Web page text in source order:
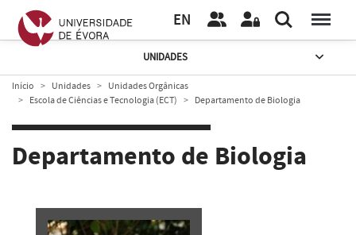
EN
UNIDADES
Início Unidades
Unidades Orgânicas
Escola de Ciências e Tecnologia (ECT)
Departamento de Biologia
Departamento de Biologia